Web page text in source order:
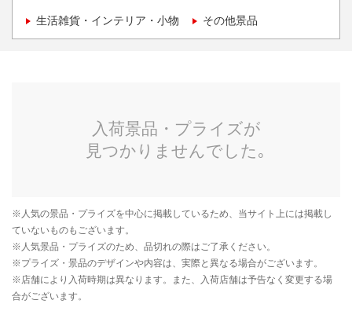
生活雑貨・インテリア・小物 その他景品